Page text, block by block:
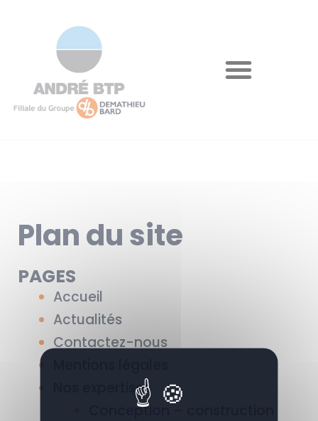
Plan du site
PAGES
Accueil
Actualités
Contactez-nous
Nos expertises
Conception – construction